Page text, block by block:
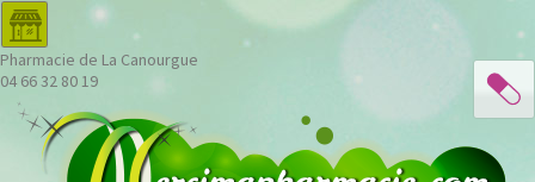
Pharmacie de La Canourgue
04 66 32 80 19